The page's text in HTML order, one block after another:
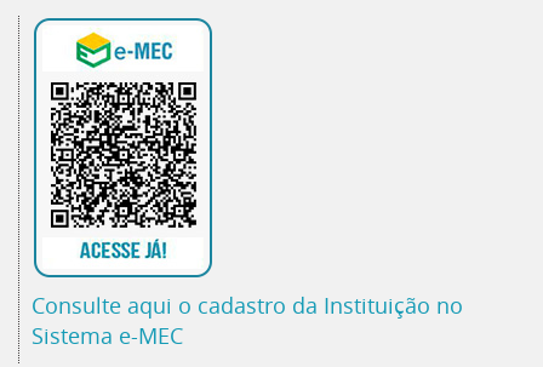
Consulte aqui o cadastro da Instituição no
Sistema e-MEC